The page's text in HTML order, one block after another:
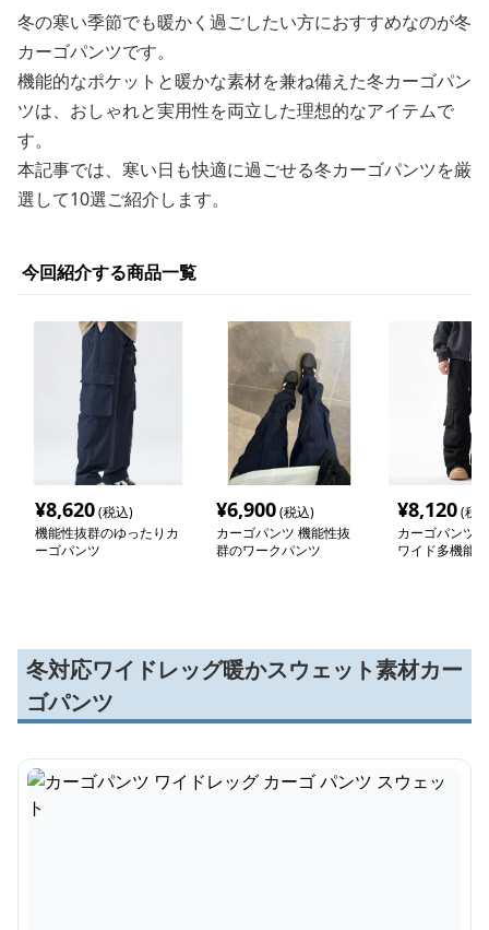
冬の寒い季節でも暖かく過ごしたい方におすすめなのが冬
カーゴパンツです。
機能的なポケットと暖かな素材を兼ね備えた冬カーゴパン
ツは、おしゃれと実用性を両立した理想的なアイテムで
す。
本記事では、寒い日も快適に過ごせる冬カーゴパンツを厳
選して10選ご紹介します。
今回紹介する商品一覧
¥8,620(税込)
機能性抜群のゆったりカ
ーゴパンツ
¥6,900(税込)
カーゴパンツ 機能性抜
群のワークパンツ
¥8,120(税
カーゴパンツ
ワイド多機能
冬対応ワイドレッグ暖かスウェット素材カー
ゴパンツ